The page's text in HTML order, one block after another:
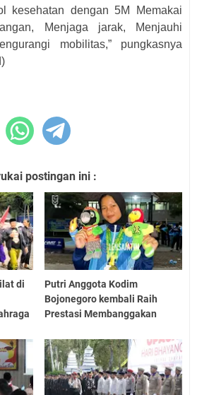
kesehatan dengan 5M Memakai
Menjaga jarak, Menjauhi
mobilitas,” pungkasnya
postingan ini :
di
Putri Anggota Kodim
Bojonegoro kembali Raih
Prestasi Membanggakan